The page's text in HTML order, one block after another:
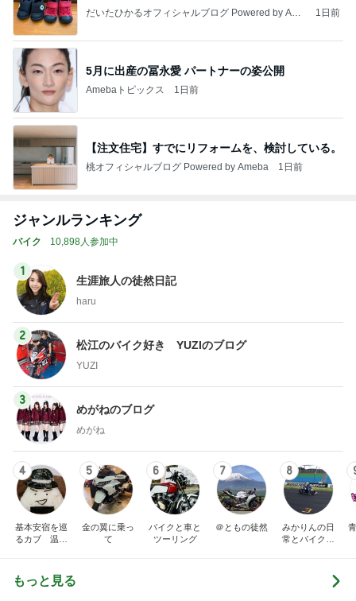
だいたひかるオフィシャルブログ Powered by Ame
1日前
5月に出産の冨永愛 パートナーの姿公開
Amebaトピックス 1日前
【注文住宅】すでにリフォームを、検討している。
桃オフィシャルブログ Powered by Ameba 1日前
ジャンルランキング
バイク 10,898人参加中
1
生涯旅人の徒然日記
haru
2
松江のバイク好き YUZIのブログ
YUZI
3
めがねのブログ
めがね
4
基本安宿を巡
るカブ 温泉
5
金の翼に乗っ
て
6
バイクと車と
ツーリング
7
＠ともの徒然
8
みかりんの日
常とバイクの
青
もっと見る